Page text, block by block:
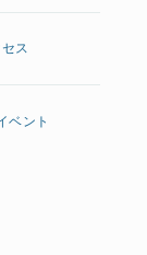
ス
ベント